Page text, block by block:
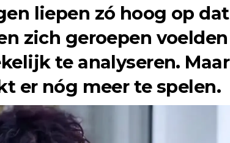
liepen zó hoog op dat
zich geroepen voelden
te analyseren. Maar
er nóg meer te spelen.